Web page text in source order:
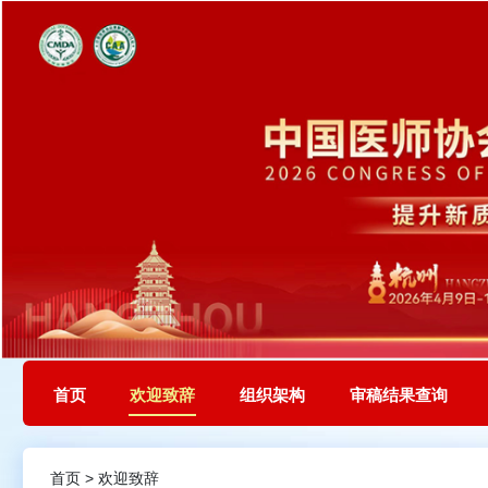
首页 欢迎致辞 组织架构 审稿结果查询
首页 > 欢迎致辞